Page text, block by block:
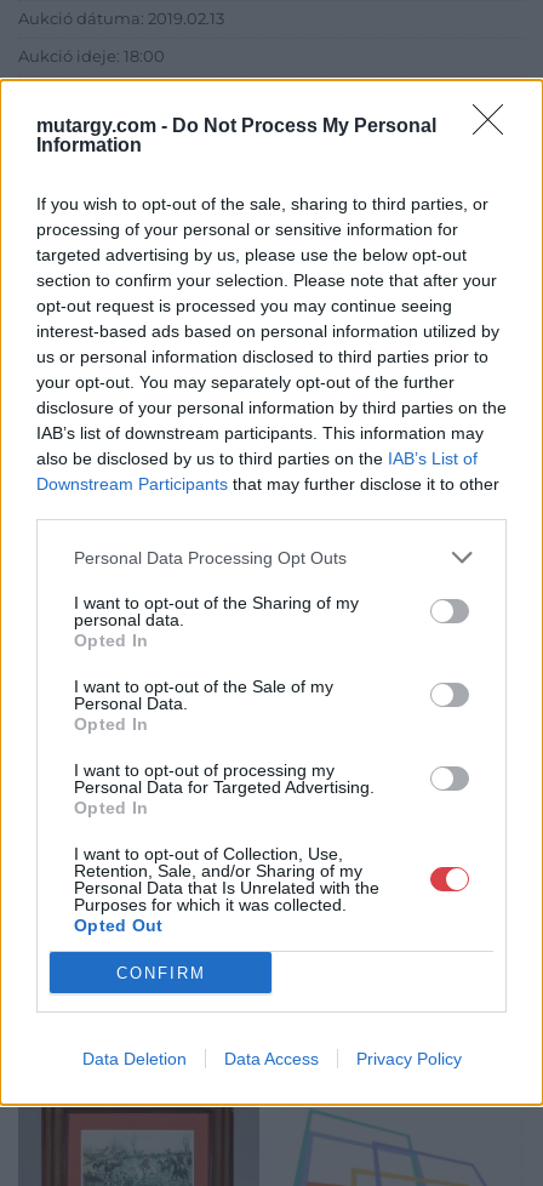
mutargy.com - Do Not Process My Personal
Information
If you wish to opt-out of the sale, sharing to third parties, or
processing of your personal or sensitive information for
targeted advertising by us, please use the below opt-out
section to confirm your selection. Please note that after your
opt-out request is processed you may continue seeing
interest-based ads based on personal information utilized by
us or personal information disclosed to third parties prior to
your opt-out. You may separately opt-out of the further
disclosure of your personal information by third parties on the
IAB’s list of downstream participants. This information may
also be disclosed by us to third parties on the IAB’s List of
Downstream Participants that may further disclose it to other
Personal Data Processing Opt Outs
I want to opt-out of the Sharing of my
personal data.
Opted In
I want to opt-out of the Sale of my
Personal Data.
Opted In
I want to opt-out of processing my
Personal Data for Targeted Advertising.
Opted In
I want to opt-out of Collection, Use,
Retention, Sale, and/or Sharing of my
Personal Data that Is Unrelated with the
Purposes for which it was collected.
Opted Out
CONFIRM
Data Deletion Data Access Privacy Policy
Aukció dátuma: 2019.02.13
Aukció ideje: 18:00
Bécsi utca 3.)
Tételszám: 200
Eladó adatai
Eladó:
BÁV ART Aukciósház és
Cím: BÁV ZRt.
1027 Budapest, Csalogány u.
23-33.
Telefon: (06 1) 331 0513
Weboldal:http://bav-art.hu
Bemutatkozás: Az ország legnagyobb múltú, 240 esztendeje
jogfolytonosan működő magyar vállalkozásaként a BÁV ZRt.
megbízhatóságával hagyományosan a magyar
műkereskedelem meghatározó szereplője. A 2007-ben
megújult BÁV Aukciósház mára a magyarországi
műkereskedelem egyik legfontosabb színterévé, kereskedelmi
műkereskedelmi üzlethálózatával rendelkező BÁV ZRt.
felkészült munkatársai a hét hat napján állnak a műtárgyat
eladni, vagy venni kívánók rendelkezésére.
GALÉRIA TOVÁBBI MŰTÁRGYAI
KAPCSOLÓDÓ MŰTÁRGYAK